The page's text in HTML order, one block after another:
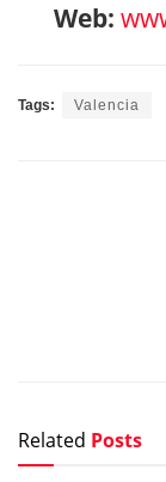
Web:
Tags: Valencia
Related Posts